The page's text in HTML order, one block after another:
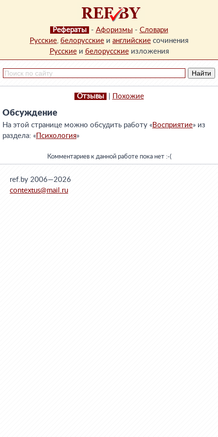
Рефераты - Афоризмы - Словари
Русские, белорусские и английские сочинения
Русскиеи белорусскиеизложения
Отзывы Похожие
Обсуждение
На этой странице можно обсудить работу «Восприятие» из
раздела: « Психология»
Комментариев к данной работе пока нет :-(
ref.by 2006—2026
contextus@mail.ru